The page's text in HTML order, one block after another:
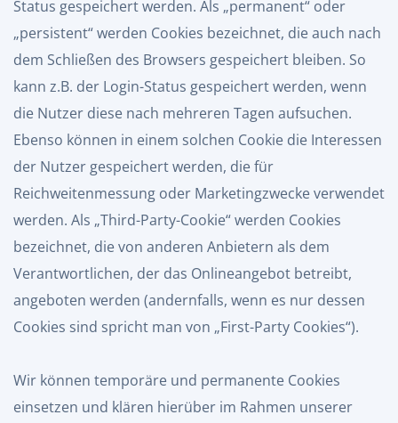
Status gespeichert werden. Als „permanent“ oder
„persistent“ werden Cookies bezeichnet, die auch nach
dem Schließen des Browsers gespeichert bleiben. So
kann z.B. der Login-Status gespeichert werden, wenn
die Nutzer diese nach mehreren Tagen aufsuchen.
Ebenso können in einem solchen Cookie die Interessen
der Nutzer gespeichert werden, die für
Reichweitenmessung oder Marketingzwecke verwendet
werden. Als „Third-Party-Cookie“ werden Cookies
bezeichnet, die von anderen Anbietern als dem
Verantwortlichen, der das Onlineangebot betreibt,
angeboten werden (andernfalls, wenn es nur dessen
Cookies sind spricht man von „First-Party Cookies“).
Wir können temporäre und permanente Cookies
einsetzen und klären hierüber im Rahmen unserer